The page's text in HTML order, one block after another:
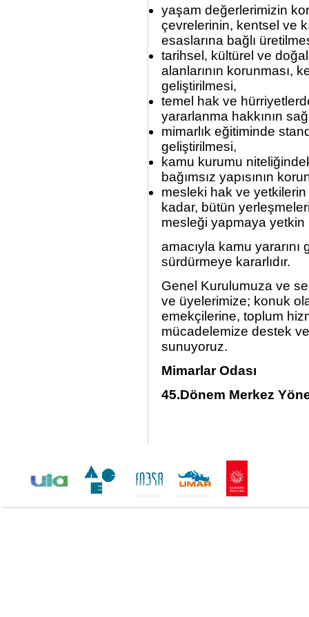
yaşam değerlerimizin
çevrelerinin, kentsel ve
esaslarına bağlı
tarihsel, kültürel ve
alanlarının korunması,
geliştirilmesi,
temel hak ve
yararlanma hakkının
mimarlık eğitiminde
geliştirilmesi,
kamu kurumu
bağımsız yapısının
mesleki hak ve
kadar, bütün
mesleği yapmaya yetkin
amacıyla kamu yararını
sürdürmeye kararlıdır.
Genel Kurulumuza ve
ve üyelerimize; konuk
emekçilerine, toplum
mücadelemize destek
sunuyoruz.
Mimarlar Odası
45.Dönem Merkez